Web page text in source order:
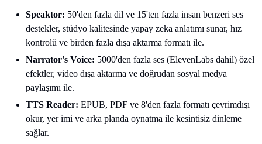
Speaktor: 50'den fazla dil ve 15'ten fazla insan benzeri ses
destekler, stüdyo kalitesinde yapay zeka anlatımı sunar, hız
kontrolü ve birden fazla dışa aktarma formatı ile.
Narrator's Voice: 5000'den fazla ses (ElevenLabs dahil) özel
efektler, video dışa aktarma ve doğrudan sosyal medya
paylaşımı ile.
TTS Reader: EPUB, PDF ve 8'den fazla formatı çevrimdışı
okur, yer imi ve arka planda oynatma ile kesintisiz dinleme
sağlar.